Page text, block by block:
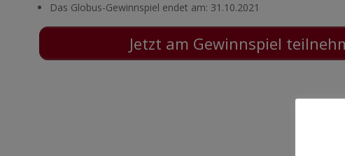
Das Globus-Gewinnspiel endet am: 31.10.2021
Jetzt am Gewinnspiel